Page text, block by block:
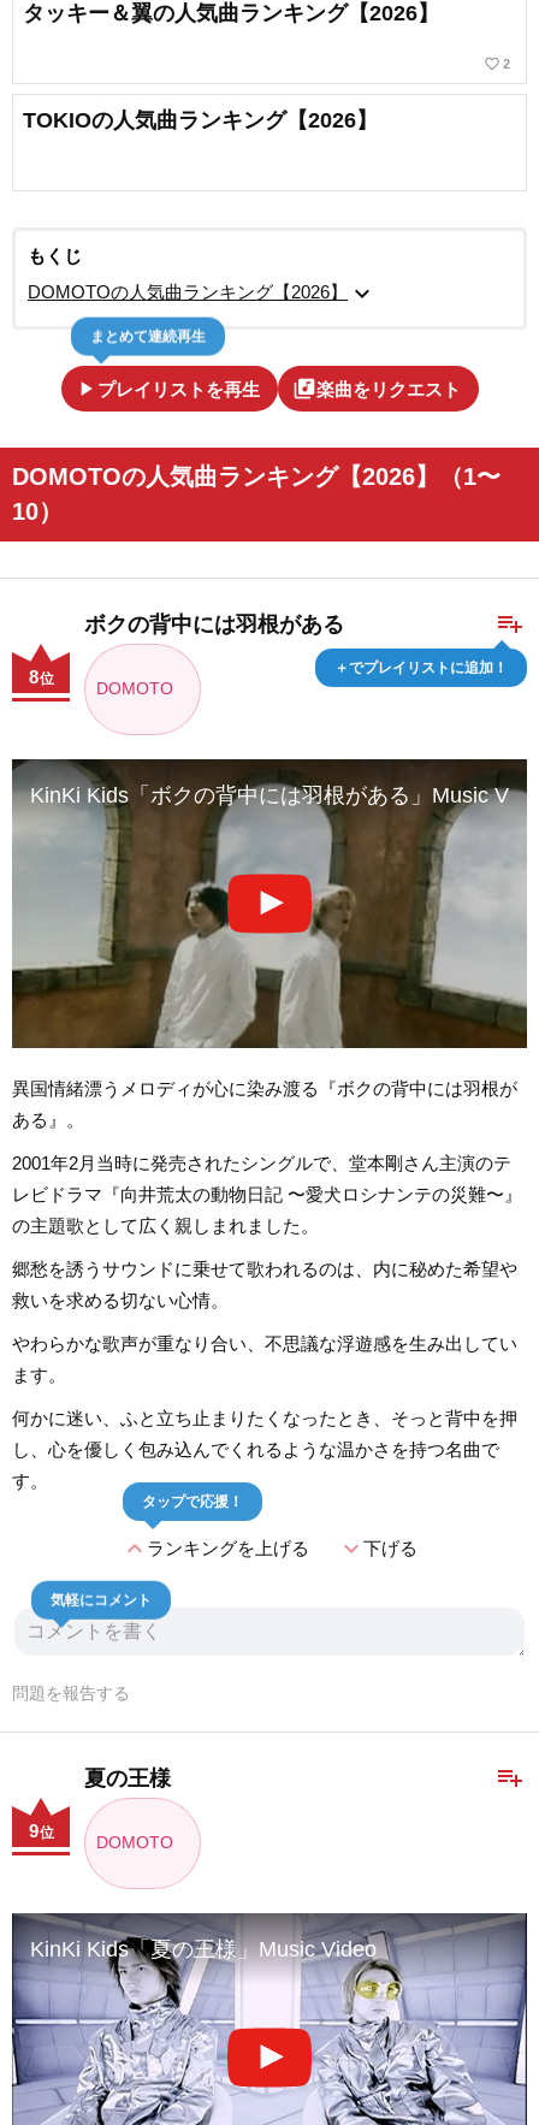
タッキー＆翼の人気曲ランキング【2026】
favorite_border 2
TOKIOの人気曲ランキング【2026】
もくじ
DOMOTOの人気曲ランキング【2026】
expand_more
play_arrow プレイリストを再生
まとめて連続再生
library_music楽曲をリクエスト
DOMOTOの人気曲ランキング【2026】（1〜
10）
playlist_add
＋でプレイリストに追加！
ボクの背中には羽根がある
DOMOTO
8位
KinKi Kids「ボクの背中には羽根がある」Music
異国情緒漂うメロディが心に染み渡る『ボクの背中には羽根が
ある』。
2001年2月当時に発売されたシングルで、堂本剛さん主演のテ
レビドラマ『向井荒太の動物日記 〜愛犬ロシナンテの災難〜』
の主題歌として広く親しまれました。
郷愁を誘うサウンドに乗せて歌われるのは、内に秘めた希望や
救いを求める切ない心情。
やわらかな歌声が重なり合い、不思議な浮遊感を生み出してい
ます。
何かに迷い、ふと立ち止まりたくなったとき、そっと背中を押
し、心を優しく包み込んでくれるような温かさを持つ名曲で
す。
expand_lessランキングを上げる
タップで応援！
expand_more下げる
気軽にコメント
問題を報告する
playlist_add
夏の王様
DOMOTO
9位
KinKi Kids「夏の王様」Music Video